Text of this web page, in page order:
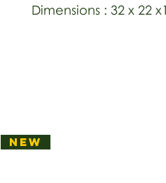
Dimensions : 32 x 22
NEW